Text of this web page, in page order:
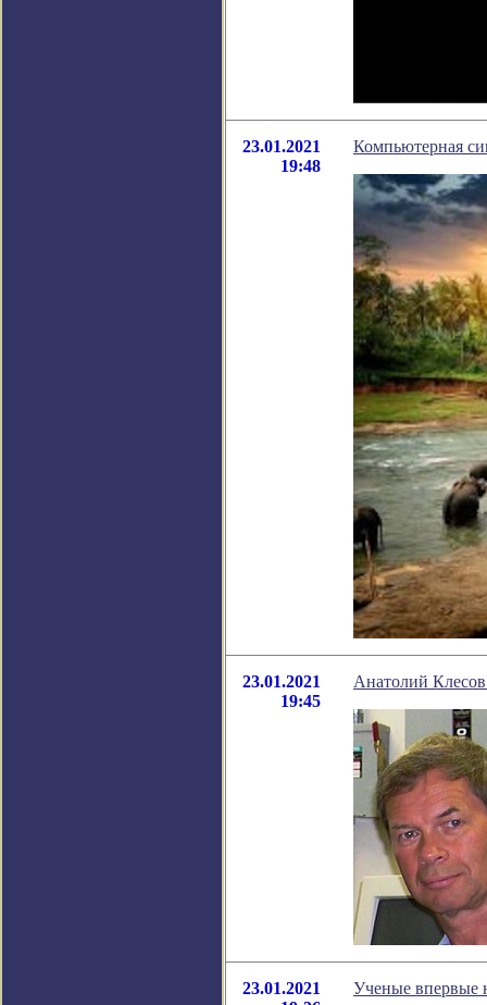
23.01.2021
19:48
Компьютерная
23.01.2021
19:45
Анатолий
23.01.2021
Ученые впервые